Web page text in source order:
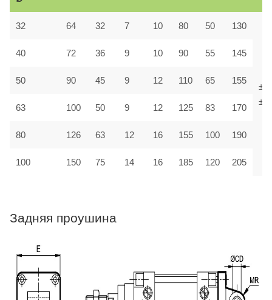
32 64 32 7 10 80 50 130
40 72 36 9 10 90 55 145
50 90 45 9 12 110 65 155
63 100 50 9 12 125 83 170
80 126 63 12 16 155 100 190
100 150 75 14 16 185 120 205
Задняя проушина